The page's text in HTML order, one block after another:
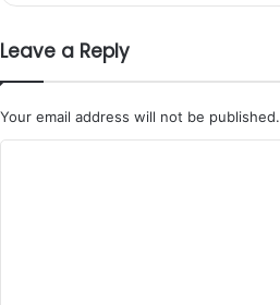
Leave a Reply
Your email address will not be published.